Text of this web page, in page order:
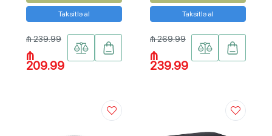
Taksitlə al
₼ 239.99
₼
209.99
Taksitlə al
₼ 269.99
₼
239.99